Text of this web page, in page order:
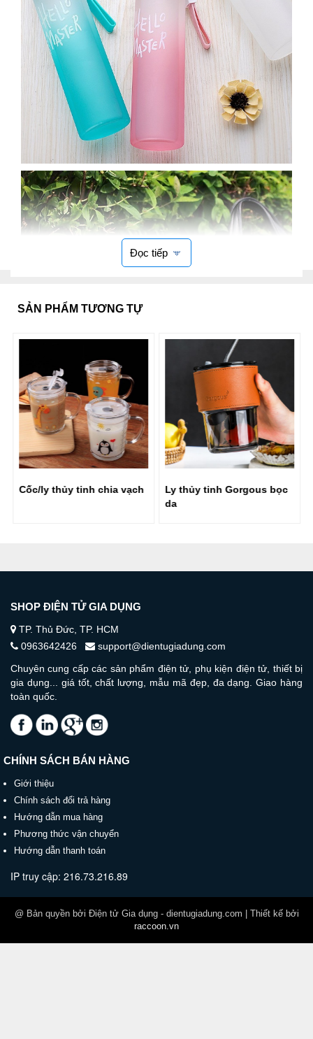
Bình đựng nước thủy tinh có nhiều màu, chúng tôi
giao màu ngẫu nhiên. Mua ngay sản phẩmBình thủy
tinh Hello Master 1000ml
giá tốt tại shop Điện tử Gia
Đọc tiếp
SẢN PHẨM TƯƠNG TỰ
Cốc/ly thủy tinh chia vạch
Ly thủy tinh Gorgous bọc
da
SHOP ĐIỆN TỬ GIA DỤNG
TP. Thủ Đức, TP. HCM
0963642426
support@dientugiadung.com
Chuyên cung cấp các sản phẩm điện tử, phụ kiện điện tử, thiết bị
gia dụng... giá tốt, chất lượng, mẫu mã đẹp, đa dạng. Giao hàng
toàn quốc.
CHÍNH SÁCH BÁN HÀNG
Giới thiệu
Chính sách đổi trả hàng
Hướng dẫn mua hàng
Phương thức vận chuyển
Hướng dẫn thanh toán
IP truy cập: 216.73.216.89
@ Bản quyền bởi Điện tử Gia dụng - dientugiadung.com | Thiết kế bởi
raccoon.vn